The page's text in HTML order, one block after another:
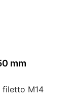
mm
filetto M14